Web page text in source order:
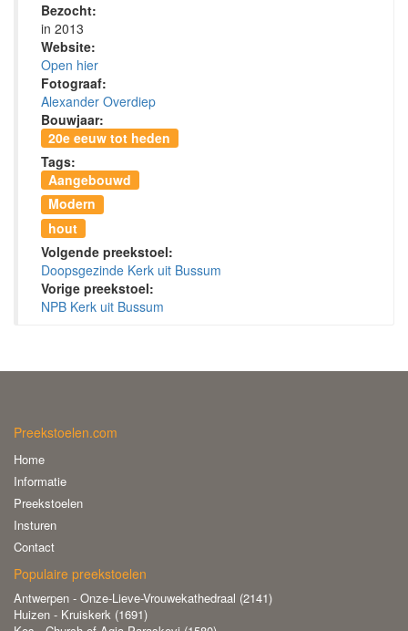
Bezocht:
in 2013
Website:
Open hier
Fotograaf:
Alexander Overdiep
Bouwjaar:
20e eeuw tot heden
Tags:
Aangebouwd
Modern
hout
Volgende preekstoel:
Doopsgezinde Kerk uit Bussum
Vorige preekstoel:
NPB Kerk uit Bussum
Preekstoelen.com
Home
Informatie
Preekstoelen
Insturen
Contact
Populaire preekstoelen
Antwerpen - Onze-Lieve-Vrouwekathedraal (2141)
Huizen - Kruiskerk (1691)